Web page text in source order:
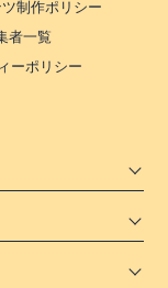
制作ポリシー
者一覧
ーポリシー